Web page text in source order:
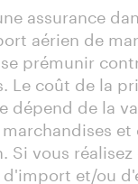
assurance
aérien de
prémunir
Le coût de la
dépend de la
et
Si vous réalisez
et/ou